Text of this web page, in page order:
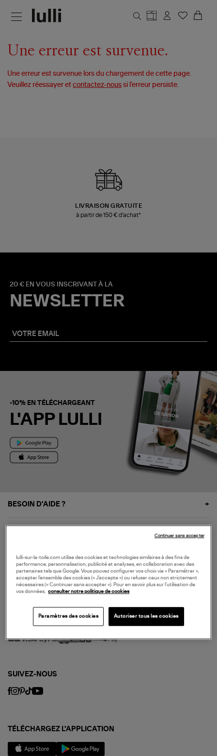
Une erreur est survenue.
Une erreur est survenue lors du chargement de cette page.
Veuillez réessayer etcontactez-nous si l’erreur persiste.
LIVRAISON GRATUITE
à partir de 150 € d'achat*
20 € EN VOUS INSCRIVANT À LA
NEWSLETTER
-10% EN TÉLÉCHARGEANT
L'APP LULLI
BESOIN D'AIDE ?
NOS SERVICES
SERVICE CLIENT
MODE DE PAIEMENT
SUIVEZ-NOUS
TÉLÉCHARGEZ L'APPLICATION
lulli-sur-la-toile.com utilise des cookies et technologies similaires à des fins de
performance, personnalisation, publicité et analyses, en collaboration avec des
partenaires tels que Google. Vous pouvez configurer vos choix via « Paramétrer »,
accepter l’ensemble des cookies (« J’accepte ») ou refuser ceux non strictement
nécessaires (« Continuer sans accepter »). Pour en savoir plus sur l’utilisation de
vos données,
consulter notre politique de cookies
Paramètres des cookies Autoriser tous les cookies
Continuer sans accepter